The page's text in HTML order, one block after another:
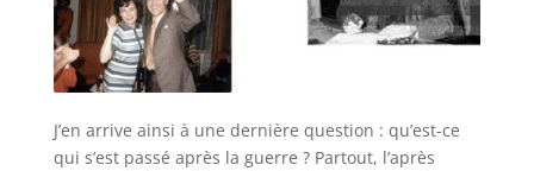
J’en arrive ainsi à une dernière question : qu’est-ce
qui s’est passé après la guerre ? Partout, l’après